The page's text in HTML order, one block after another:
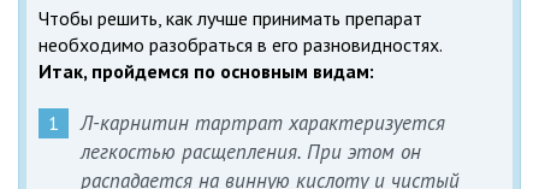
Чтобы решить, как лучше принимать препарат
необходимо разобраться в его разновидностях.
Итак, пройдемся по основным видам:
Л-карнитин тартрат характеризуется
легкостью расщепления. При этом он
распадается на винную кислоту и чистый